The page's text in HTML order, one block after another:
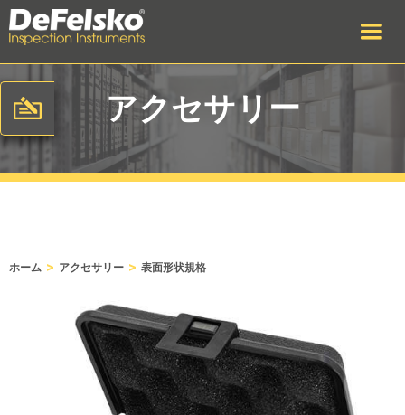
アクセサリー
ホーム > アクセサリー > 表面形状規格